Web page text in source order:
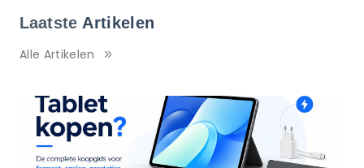
Laatste Artikelen
Alle Artikelen